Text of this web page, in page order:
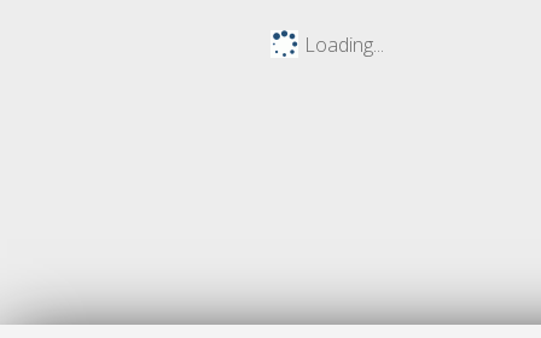
Loading...